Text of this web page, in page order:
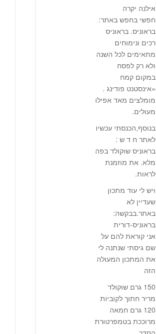
אילנה יקרה
חפשי בחפש באתר:
בראוניס. בראוניס
רכים ונימוחים
מתאימים לכל השנה
ולא רק לפסח
במקום קמח
=אינסטנט פודינג .
מומלצים מאד אפילו
מעולים.
בנוסף,הכנסתי עכשיו
לאתר ח ד ש :
בראוניס שוקולד בפה
מלא. את מוזמנת
לראות.
ויש לי עוד מתכון
שעדיין לא
באתר.בבקשה:
בראוניס-דורית
אני קוראת להם על
שם גיסתי שנתנה לי
את המתכון המעולה
הזה
150 גרם שוקולד
מריר חתוך לקוביות
120 גרם חמאה
מרוככת בטמפרטורת